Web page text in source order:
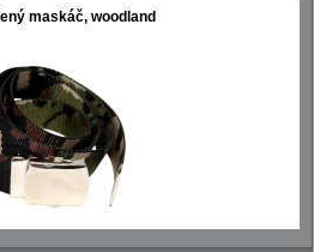
maskáč, woodland